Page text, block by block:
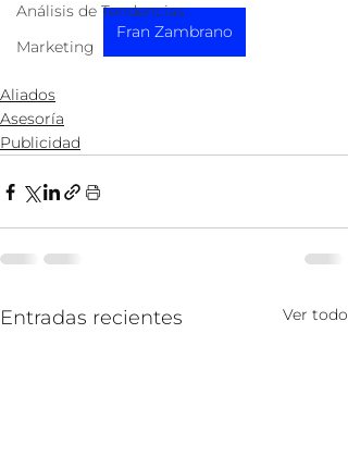
Análisis de Tendencias
Marketing
Fran Zambrano
Aliados
Asesoría
Publicidad
Entradas recientes Ver todo